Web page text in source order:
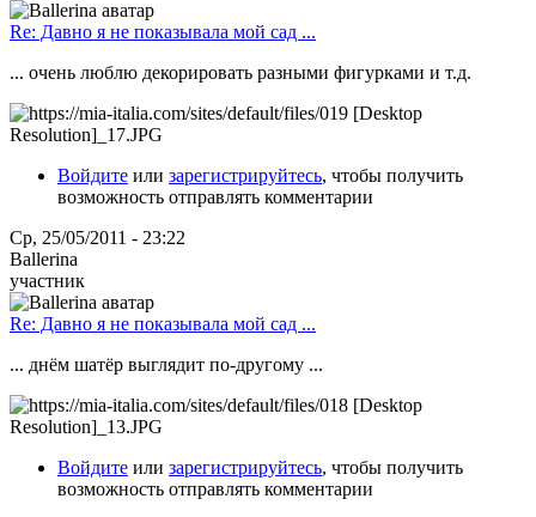
Re: Давно я не показывала мой сад ...
... очень люблю декорировать разными фигурками и т.д.
Войдите или зарегистрируйтесь, чтобы получить
возможность отправлять комментарии
Ср, 25/05/2011 - 23:22
Ballerina
участник
Re: Давно я не показывала мой сад ...
... днём шатёр выглядит по-другому ...
Войдите или зарегистрируйтесь, чтобы получить
возможность отправлять комментарии